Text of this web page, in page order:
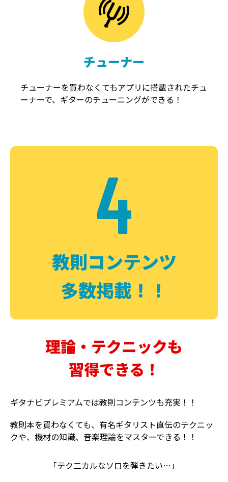
チューナー
チューナーを買わなくてもアプリに搭載されたチュ
ーナーで、ギターのチューニングができる！
4
教則コンテンツ
多数掲載！！
理論・テクニックも
習得できる！
ギタナビプレミアムでは教則コンテンツも充実！！
教則本を買わなくても、有名ギタリスト直伝のテクニッ
クや、機材の知識、音楽理論をマスターできる！！
「テク二カルなソロを弾きたい…」